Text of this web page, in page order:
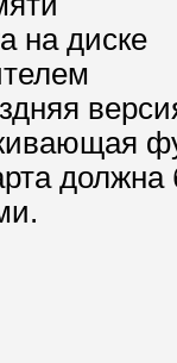
на диске